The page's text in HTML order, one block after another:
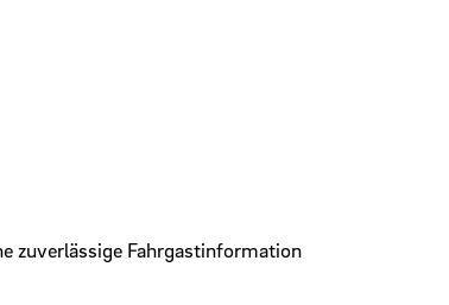
zuverlässige Fahrgastinformation